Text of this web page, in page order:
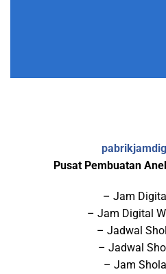
Pusat Pembuatan
– Jam
– Jam Digital
– Jadwal
– Jadwal
– Jam